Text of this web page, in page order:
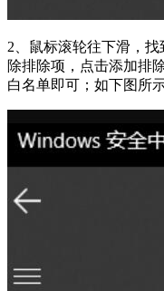
2、鼠标滚轮往下滑，
除排除项，点击添加排
白名单即可；如下图所